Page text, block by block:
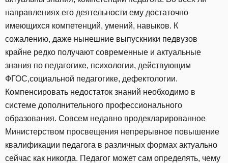
направлениях его деятельности ему достаточно
имеющихся компетенций, умений, навыков. К
сожалению, даже нынешние выпускники педвузов
крайне редко получают современные и актуальные
знания по педагогике, психологии, действующим
ФГОС,социальной педагогике, дефектологии.
Компенсировать недостаток знаний необходимо в
системе дополнительного профессионального
образования. Совсем недавно продекларированное
Министерством просвещения непрерывное повышение
квалификации педагога в различных формах актуально
сейчас как никогда. Педагог может сам определять, чему